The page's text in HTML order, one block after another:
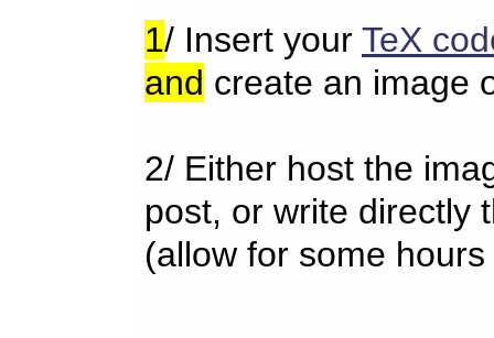
1/ Insert your TeX
and create an image
2/ Either host the
post, or write directly
(allow for some